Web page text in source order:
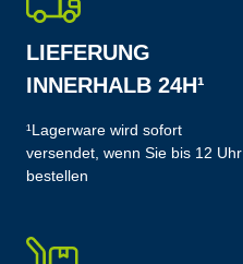
LIEFERUNG
INNERHALB 24H¹
¹Lagerware wird sofort
versendet, wenn Sie bis 12 Uhr
bestellen